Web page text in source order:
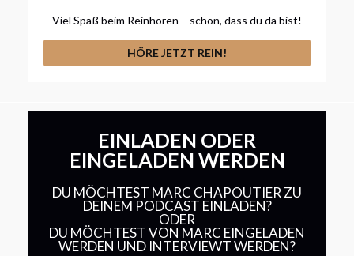
Viel Spaß beim Reinhören – schön, dass du da bist!
HÖRE JETZT REIN!
EINLADEN ODER
EINGELADEN WERDEN
DU MÖCHTEST MARC CHAPOUTIER ZU
DEINEM PODCAST EINLADEN?
ODER
DU MÖCHTEST VON MARC EINGELADEN
WERDEN UND INTERVIEWT WERDEN?